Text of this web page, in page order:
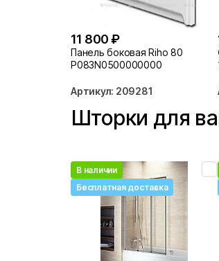
11 800 ₽
Панель боковая Riho 80
P083N0500000000
Артикул: 209281
Шторки для
В наличии
Бесплатная доставка